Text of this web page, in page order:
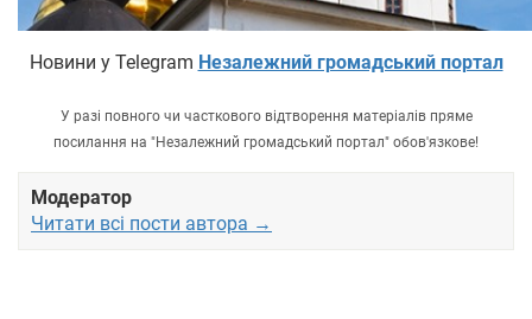
Новини у Telegram Незалежний громадський портал
У разі повного чи часткового відтворення матеріалів пряме
посилання на "Незалежний громадський портал" обов'язкове!
Модератор
Читати всі пости автора →